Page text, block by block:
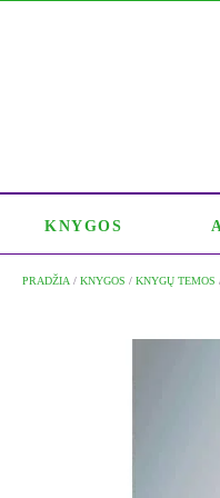
KNYGOS
PRADŽIA / KNYGOS / KNYGŲ TEMOS